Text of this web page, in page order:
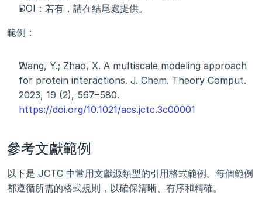
DOI：若有，請在結尾處提供。
範例：
Wang, Y.; Zhao, X. A multiscale modeling approach
for protein interactions. J. Chem. Theory Comput.
https://doi.org/10.1021/acs.jctc.3c00001
參考文獻範例
以下是 JCTC 中常用文獻源類型的引用格式範例。每個範例
都遵循所需的格式規則，以確保清晰、有序和精確。